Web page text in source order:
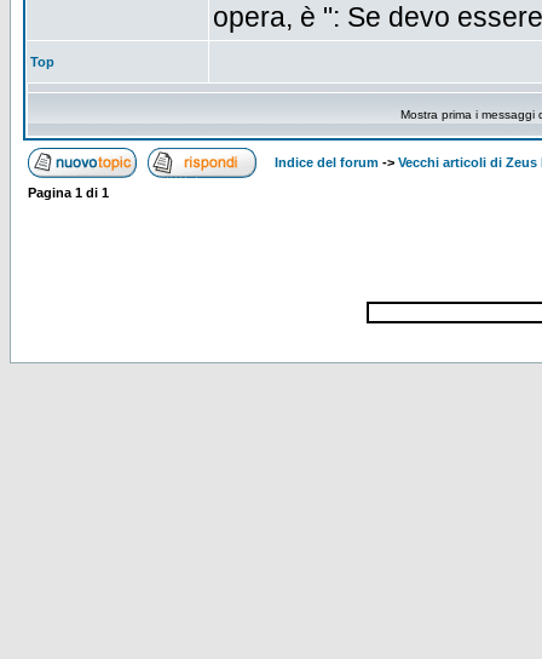
opera, è ": Se devo
Top
Mostra prima i messaggi
Indice del forum -> Vecchi articoli di Zeus
Pagina 1 di 1